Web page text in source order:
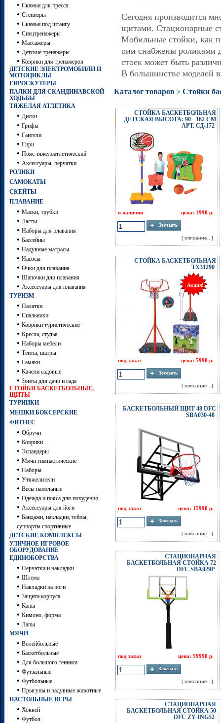
• Скамьи для пресса
• Степперы
• Скамьи под штангу
• Спецтренажеры
• Массажеры
• Детские тренажеры
• Коврики для тренажеров
ДЕТСКИЕ ЭЛЕКТРОМОБИЛИ И
МОТОЦИКЛЫ
ГИРОСКУТЕРЫ
ПАЛКИ ДЛЯ СКАНДИНАВСКОЙ
ХОДЬБЫ
ТЯЖЕЛАЯ АТЛЕТИКА
• Диски
• Грифы
• Гантели
• Гири
• Пояс тяжелоатлетический
• Аксессуары, перчатки
РОЛИКИ
САМОКАТЫ
СКЕЙТЫ
ПЛАВАНИЕ
• Маски, трубки
• Ласты
• Наборы для плавания
• Бассейны
• Надувные матрасы
• Насосы
• Очки для плавания
• Шапочки для плавания
• Аксессуары для плавания
ТУРИЗМ
• Палатки
• Спальники
• Коврики туристические
• Кресла, стулья
• Наборы мебели
• Тенты, шатры
• Гамаки
• Качели садовые
• Зонты для дачи и сада
СТОЙКИ БАСКЕТБОЛЬНЫЕ,
ЩИТЫ
ТУРНИКИ
МЕШКИ БОКСЕРСКИЕ
ФИТНЕС
• Обручи
• Коврики
• Эспандеры
• Мячи гимнастические
• Наборы
• Утяжелители
• Весы напольные
• Одежда и пояса для похудения
• Аксессуары для йоги
• Бандажи, накладки, тейпы,
суппорты спортивные
ДЕТСКИЕ КОМПЛЕКСЫ
УЛИЧНОЕ ИГРОВОЕ
ОБОРУДОВАНИЕ
ЕДИНОБОРСТВА
• Перчатки и накладки
• Шлема
• Накладки на ноги
• Защита корпуса
• Капы
• Кимоно, форма
• Лапы
МЯЧИ
• Волейбольные
• Баскетбольные
• Для большого тенниса
• Футзальные
• Футбольные
• Прыгуны и надувные животные
НАСТОЛЬНЫЕ ИГРЫ
• Хоккей
• Футбол
Сегодня производится
щитами. Стационарные
Мобильные стойки, как
они снабжены роликами
стоек может быть
В большинстве моделей
Каталог товаров > Стойки
СТОЙКА БАСКЕТБОЛЬНАЯ
ДЕТСКАЯ ВЫСОТА: 90 - 162 СМ
АРТ. СД-172
в наличии цена: 1990 р.
[ описание.. ]
СТОЙКА БАСКЕТБОЛЬНАЯ
TX31290
Акция!
под заказ цена: 5990 р.
[ описание.. ]
БАСКЕТБОЛЬНЫЙ ЩИТ 48 DFC
SBA030-48
под заказ цена: 15990 р.
[ описание.. ]
СТАЦИОНАРНАЯ
БАСКЕТБОЛЬНАЯ СТОЙКА 72
DFC SBA029P
под заказ цена: 59990 р.
[ описание.. ]
СТАЦИОНАРНАЯ
БАСКЕТБОЛЬНАЯ СТОЙКА 50
DFC ZY-ING52